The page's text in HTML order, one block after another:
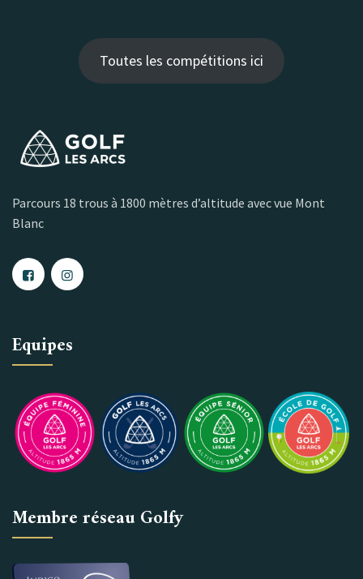
Toutes les compétitions ici
Parcours 18 trous à 1800 mètres d’altitude avec vue Mont
Blanc
Equipes
Membre réseau Golfy